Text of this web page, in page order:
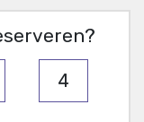
4